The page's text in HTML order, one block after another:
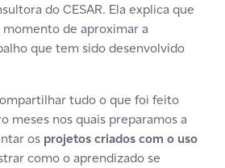
do CESAR. Ela explica que
de aproximar a
que tem sido desenvolvido
tudo o que foi feito
meses nos quais preparamos a
os projetos criados com o uso
como o aprendizado se